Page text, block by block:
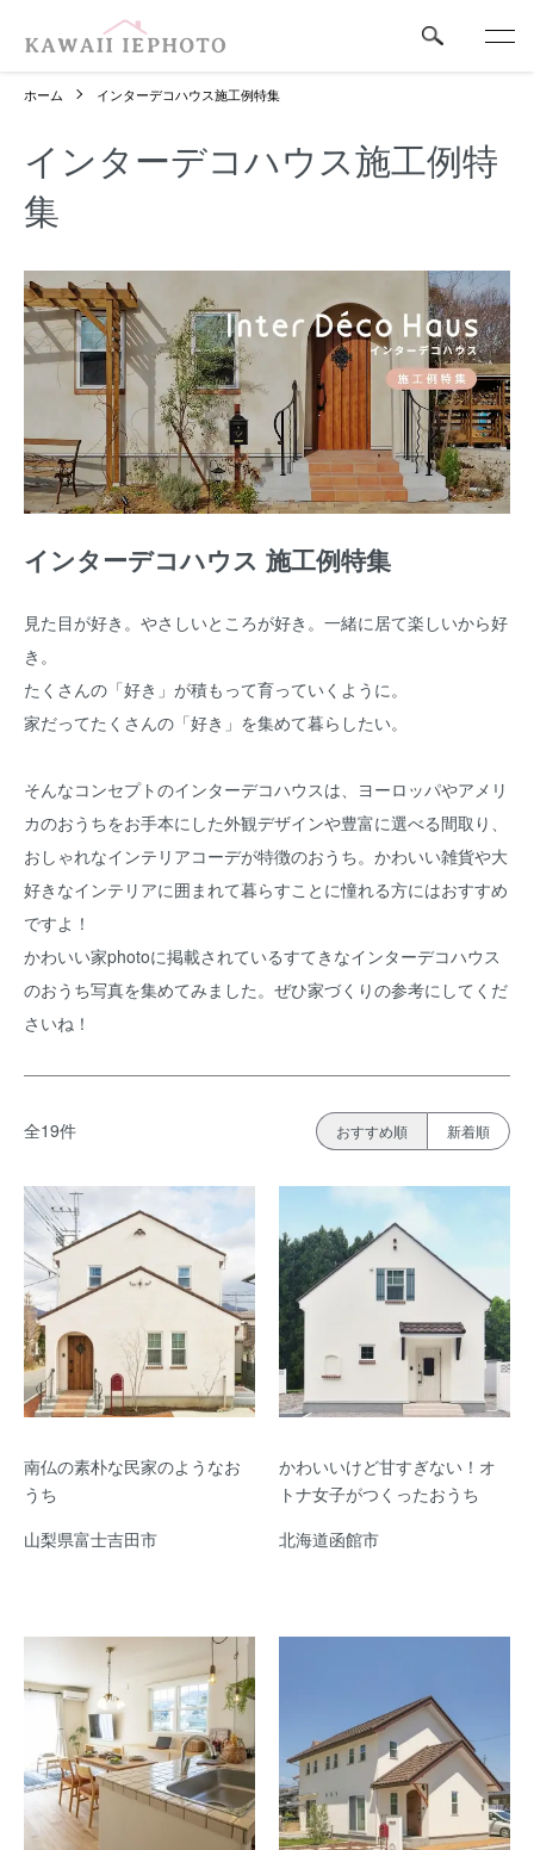
ホーム インターデコハウス施工例特集
インターデコハウス施工例特
集
インターデコハウス 施工例特集
見た目が好き。やさしいところが好き。一緒に居て楽しいから好
き。
たくさんの「好き」が積もって育っていくように。
家だってたくさんの「好き」を集めて暮らしたい。
そんなコンセプトのインターデコハウスは、ヨーロッパやアメリ
カのおうちをお手本にした外観デザインや豊富に選べる間取り、
おしゃれなインテリアコーデが特徴のおうち。かわいい雑貨や大
好きなインテリアに囲まれて暮らすことに憧れる方にはおすすめ
ですよ！
かわいい家photoに掲載されているすてきなインターデコハウス
のおうち写真を集めてみました。ぜひ家づくりの参考にしてくだ
さいね！
全19件 おすすめ順 新着順
南仏の素朴な民家のようなお
うち
山梨県富士吉田市
かわいいけど甘すぎない！オ
トナ女子がつくったおうち
北海道函館市